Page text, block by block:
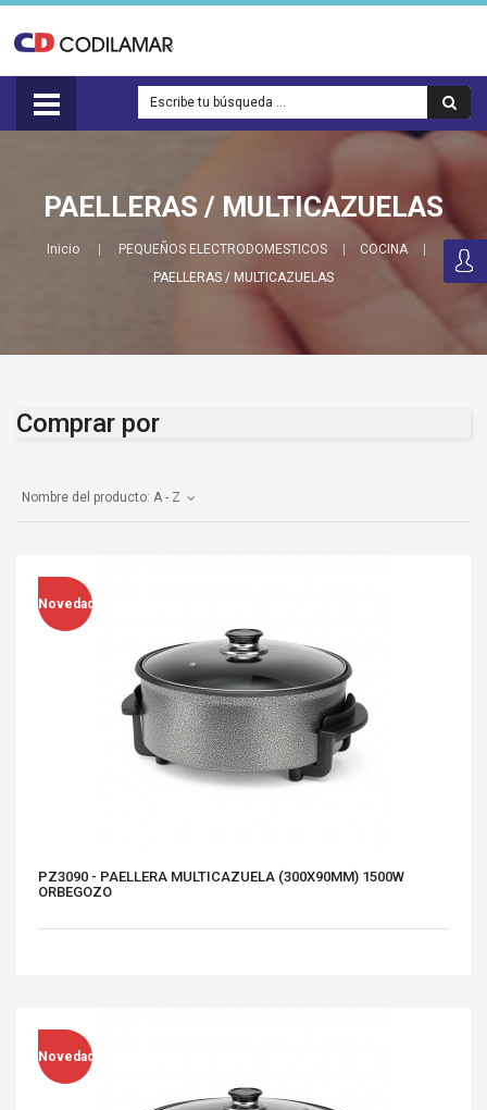
PAELLERAS / MULTICAZUELAS
Inicio PEQUEÑOS ELECTRODOMESTICOS
COCINA
PAELLERAS / MULTICAZUELAS
Comprar por
Nombre del producto: A - Z
Novedad
PZ3090 - PAELLERA MULTICAZUELA (300X90MM) 1500W
ORBEGOZO
Novedad